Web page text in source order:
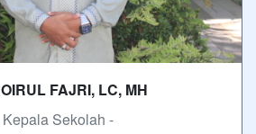
FAJRI, LC, MH
Sekolah -